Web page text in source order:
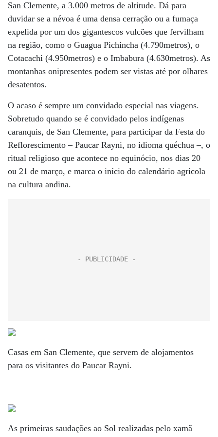
San Clemente, a 3.000 metros de altitude. Dá para
duvidar se a névoa é uma densa cerração ou a fumaça
expelida por um dos gigantescos vulcões que fervilham
na região, como o Guagua Pichincha (4.790metros), o
Cotacachi (4.950metros) e o Imbabura (4.630metros). As
montanhas onipresentes podem ser vistas até por olhares
desatentos.
O acaso é sempre um convidado especial nas viagens.
Sobretudo quando se é convidado pelos indígenas
caranquis, de San Clemente, para participar da Festa do
Reflorescimento – Paucar Rayni, no idioma quéchua –, o
ritual religioso que acontece no equinócio, nos dias 20
ou 21 de março, e marca o início do calendário agrícola
na cultura andina.
Casas em San Clemente, que servem de alojamentos
para os visitantes do Paucar Rayni.
As primeiras saudações ao Sol realizadas pelo xamã